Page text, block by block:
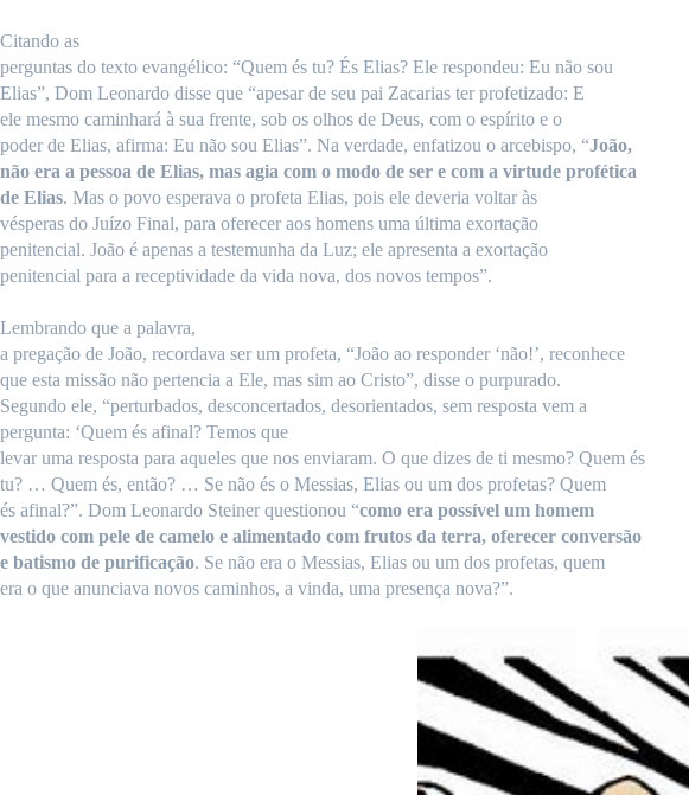
Citando as
perguntas do texto evangélico: “Quem és tu? És Elias? Ele respondeu: Eu não sou
Elias”, Dom Leonardo disse que “apesar de seu pai Zacarias ter profetizado: E
ele mesmo caminhará à sua frente, sob os olhos de Deus, com o espírito e o
poder de Elias, afirma: Eu não sou Elias”. Na verdade, enfatizou o arcebispo, “João,
não era a pessoa de Elias, mas agia com o modo de ser e com a virtude profética
de Elias. Mas o povo esperava o profeta Elias, pois ele deveria voltar às
vésperas do Juízo Final, para oferecer aos homens uma última exortação
penitencial. João é apenas a testemunha da Luz; ele apresenta a exortação
penitencial para a receptividade da vida nova, dos novos tempos”.
Lembrando que a palavra,
a pregação de João, recordava ser um profeta, “João ao responder ‘não!’, reconhece
que esta missão não pertencia a Ele, mas sim ao Cristo”, disse o purpurado.
Segundo ele, “perturbados, desconcertados, desorientados, sem resposta vem a
pergunta: ‘Quem és afinal? Temos que
levar uma resposta para aqueles que nos enviaram. O que dizes de ti mesmo?Quem és
tu? … Quem és, então? … Se não és o Messias, Elias ou um dos profetas? Quem
és afinal?”. Dom Leonardo Steiner questionou “como era possível um homem
vestido com pele de camelo e alimentado com frutos da terra, oferecer conversão
e batismo de purificação. Se não era o Messias, Elias ou um dos profetas, quem
era o que anunciava novos caminhos, a vinda, uma presença nova?”.